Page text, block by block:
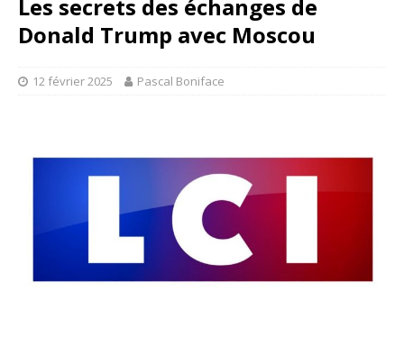
Les secrets des échanges de
Donald Trump avec Moscou
12 février 2025 Pascal Boniface